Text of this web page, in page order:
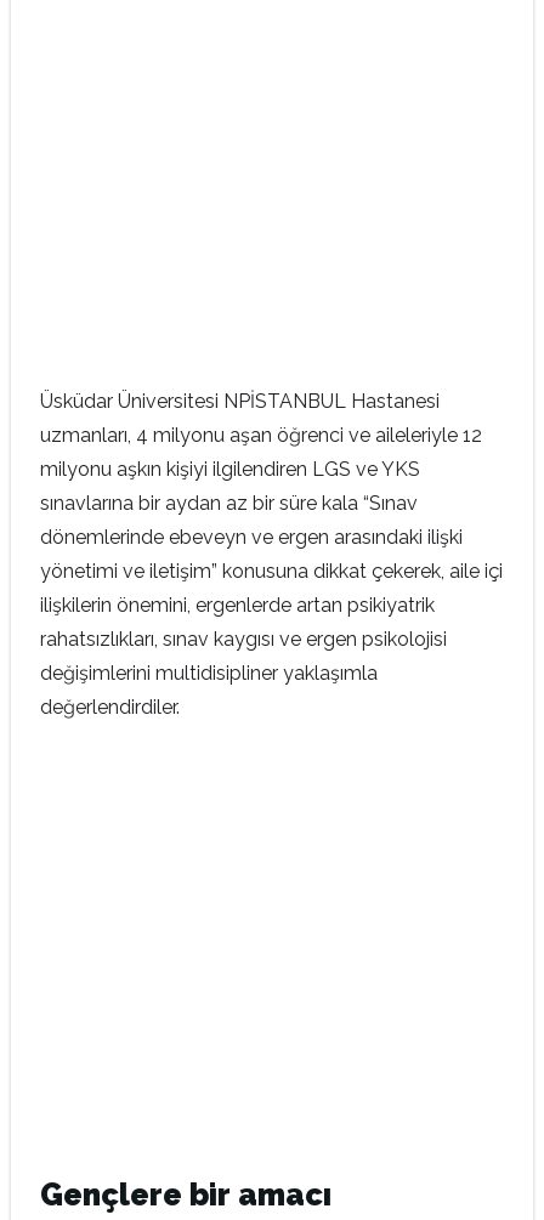
Üsküdar Üniversitesi NPİSTANBUL Hastanesi
uzmanları, 4 milyonu aşan öğrenci ve aileleriyle 12
milyonu aşkın kişiyi ilgilendiren LGS ve YKS
sınavlarına bir aydan az bir süre kala “Sınav
dönemlerinde ebeveyn ve ergen arasındaki ilişki
yönetimi ve iletişim” konusuna dikkat çekerek, aile içi
ilişkilerin önemini, ergenlerde artan psikiyatrik
rahatsızlıkları, sınav kaygısı ve ergen psikolojisi
değişimlerini multidisipliner yaklaşımla
değerlendirdiler.
Gençlere bir amacı